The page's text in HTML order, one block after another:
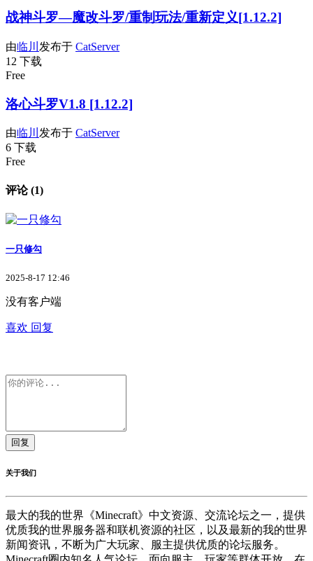
战神斗罗—魔改斗罗/重制玩法/重新定义[1.12.2]
由临川 发布于 CatServer
12 下载
Free
洛心斗罗V1.8 [1.12.2]
由临川 发布于 CatServer
6 下载
Free
评论 (1)
一只修勾
2025-8-17 12:46
没有客户端
喜欢 回复
回复
关于我们
最大的我的世界《Minecraft》中文资源、交流论坛之一，提供
优质我的世界服务器和联机资源的社区，以及最新的我的世界
新闻资讯，不断为广大玩家、服主提供优质的论坛服务。